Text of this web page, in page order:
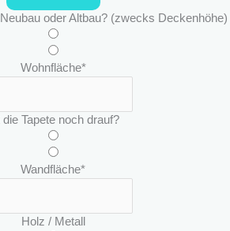
oder Altbau? (zwecks Deckenhöhe)
Wohnfläche*
die Tapete noch drauf?
Wandfläche*
Holz / Metall